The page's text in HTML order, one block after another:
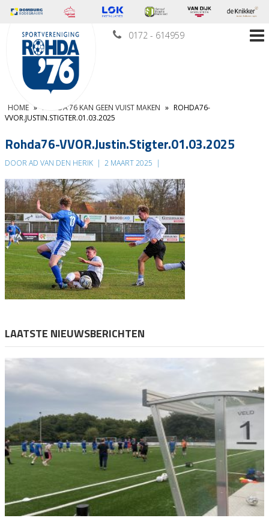
0172 - 614959
HOME » ROHDA’76 KAN GEEN VUIST MAKEN » ROHDA76-
VVOR.JUSTIN.STIGTER.01.03.2025
Rohda76-VVOR.Justin.Stigter.01.03.2025
DOOR AD VAN DEN HERIK | 2 MAART 2025 |
LAATSTE NIEUWSBERICHTEN